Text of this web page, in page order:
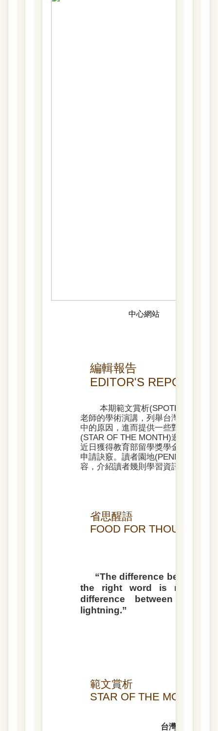
中心網站
編輯報告
EDITOR'S REPORT
本期範文賞析(SPOTLIGHT)，
老師的學術演講，列舉台灣學生寫作
中的原因，進而提供一些對策來提升
(STAR OF THE MONTH)邀請曾修習
近日獲得教育部留學獎學金的殊榮，
申請訣竅。讀者園地(PENNY FOR
容，介紹讀者幾則學習資訊視覺化的
省思醒語
FOOD FOR THOUGHT
“The difference between
the right word is really a
difference between the
lightning.”
範文賞析
STAR OF THE MONTH
台灣學生寫作